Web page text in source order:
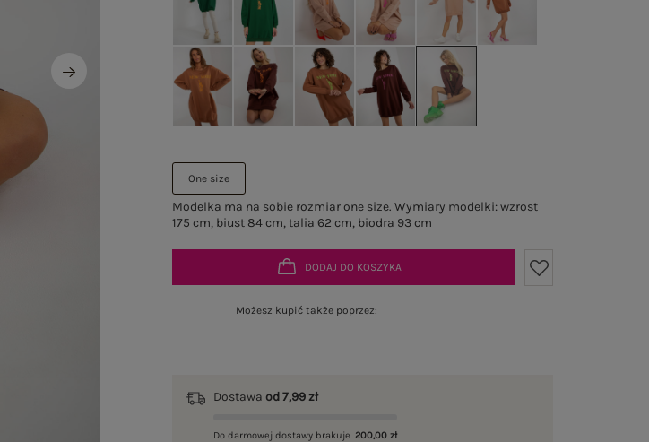
One size
Modelka ma na sobie rozmiar one size. Wymiary modelki: wzrost
175 cm, biust 84 cm, talia 62 cm, biodra 93 cm
DODAJ DO KOSZYKA
Możesz kupić także poprzez:
Dostawaod 7,99 zł
Do darmowej dostawy brakuje 200,00 zł